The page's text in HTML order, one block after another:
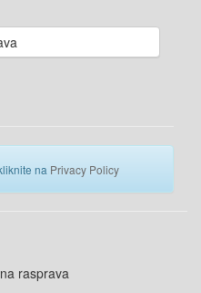
na Privacy Policy
rasprava